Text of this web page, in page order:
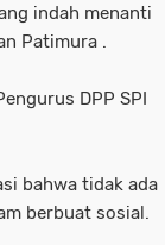
indah menanti
Patimura .
DPP SPI
bahwa tidak ada
berbuat sosial.